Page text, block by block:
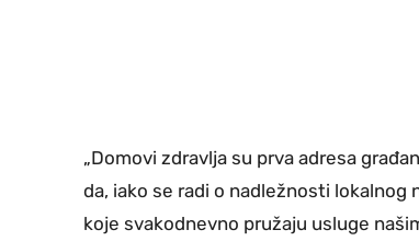
„Domovi zdravlja su prva adresa
da, iako se radi o nadležnosti
koje svakodnevno pružaju usluge